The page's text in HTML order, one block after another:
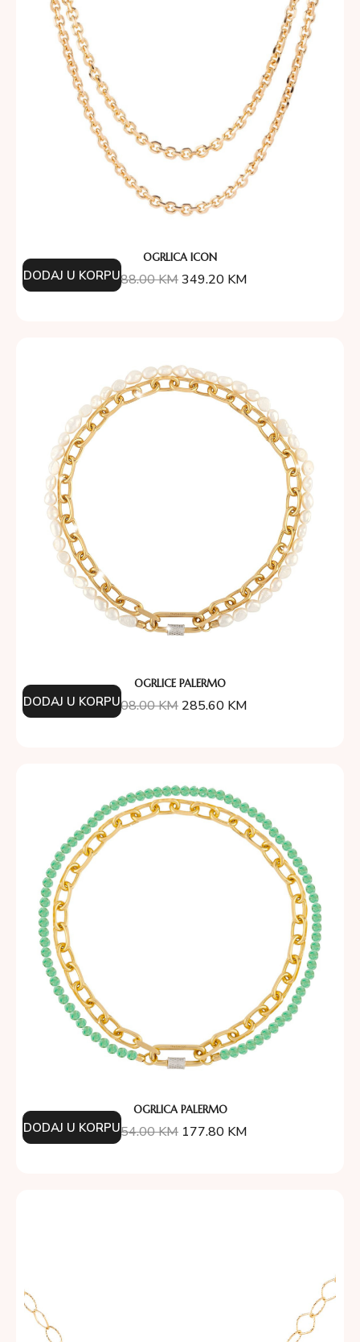
OGRLICA ICON
388.00KM349.20 KM
DODAJ U KORPU
OGRLICE PALERMO
408.00KM 285.60 KM
DODAJ U KORPU
OGRLICA PALERMO
254.00KM 177.80 KM
DODAJ U KORPU